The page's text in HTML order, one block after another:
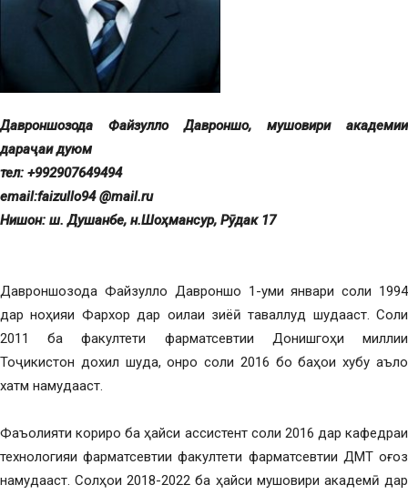
Давроншозода Файзулло Давроншо, мушовири академии
дараҷаи дуюм
тел: +992907649494
email:faizullo94 @mail.ru
Нишон: ш.Душанбе, н.Шоҳмансур, Рӯдак17
Давроншозода Файзулло Давроншо 1-уми январи соли 1994
дар ноҳияи Фархор дар оилаи зиёӣ таваллуд шудааст. Соли
2011 ба факултети фарматсевтии Донишгоҳи миллии
Тоҷикистон дохил шуда, онро соли 2016 бо баҳои хубу аъло
хатм намудааст.
Фаъолияти кориро ба ҳайси ассистент соли 2016 дар кафедраи
технологияи фарматсевтии факултети фарматсевтии ДМТ оғоз
намудааст. Солҳои 2018-2022 ба ҳайси мушовири академӣ дар